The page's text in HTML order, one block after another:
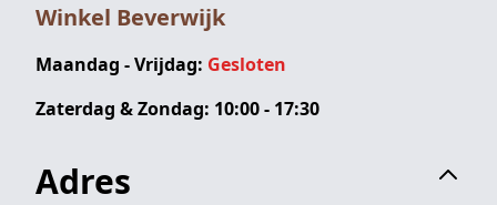
Winkel Beverwijk
Maandag - Vrijdag: Gesloten
Zaterdag & Zondag: 10:00 - 17:30
Adres